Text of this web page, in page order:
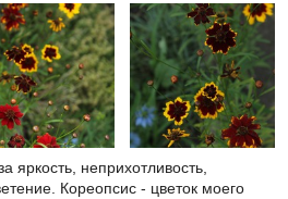
яркость, неприхотливость,
Кореопсис - цветок моего